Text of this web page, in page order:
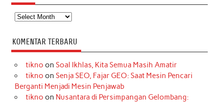
Arsip
KOMENTAR TERBARU
tikno on Soal Ikhlas, Kita Semua Masih Amatir
tikno on Senja SEO, Fajar GEO: Saat Mesin Pencari
Berganti Menjadi Mesin Penjawab
tikno on Nusantara di Persimpangan Gelombang: